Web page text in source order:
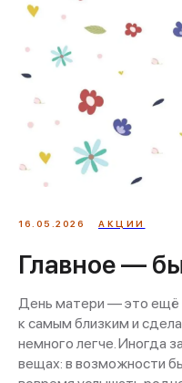
16.05.2026 АКЦИИ
Главное —
День матери — это ещё
к самым близким и
немного легче. Иногда
вещах: в возможности